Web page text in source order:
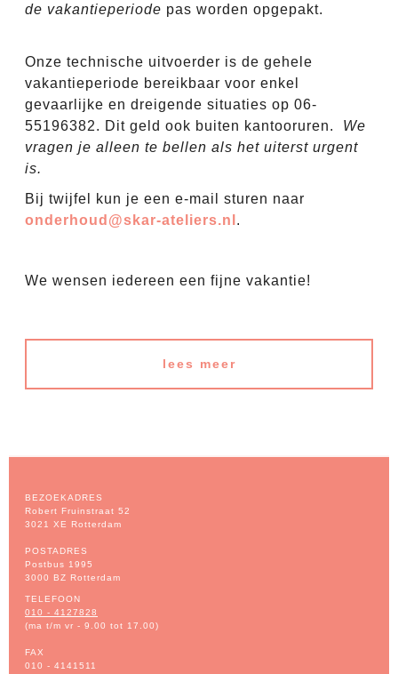
de vakantieperiode pas worden opgepakt.
Onze technische uitvoerder is de gehele
vakantieperiode bereikbaar voor enkel
gevaarlijke en dreigende situaties op 06-
55196382. Dit geld ook buiten kantooruren. We
vragen je alleen te bellen als het uiterst urgent
is.
Bij twijfel kun je een e-mail sturen naar
onderhoud@skar-ateliers.nl .
We wensen iedereen een fijne vakantie!
lees meer
BEZOEKADRES
Robert Fruinstraat 52
3021 XE Rotterdam
POSTADRES
Postbus 1995
3000 BZ Rotterdam
TELEFOON
010 - 4127828
(ma t/m vr - 9.00 tot 17.00)
FAX
010 - 4141511